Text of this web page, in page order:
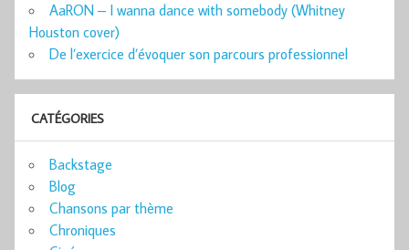
AaRON – I wanna dance with somebody (Whitney
Houston cover)
De l’exercice d’évoquer son parcours professionnel
CATÉGORIES
Backstage
Blog
Chansons par thème
Chroniques